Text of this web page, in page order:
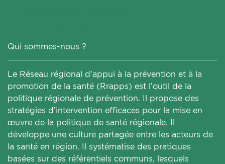
Qui sommes-nous ?
Le Réseau régional d’appui à la prévention et à la
promotion de la santé (Rrapps) est l’outil de la
politique régionale de prévention. Il propose des
stratégies d’intervention efficaces pour la mise en
œuvre de la politique de santé régionale. Il
développe une culture partagée entre les acteurs de
la santé en région. Il systématise des pratiques
basées sur des référentiels communs, lesquels